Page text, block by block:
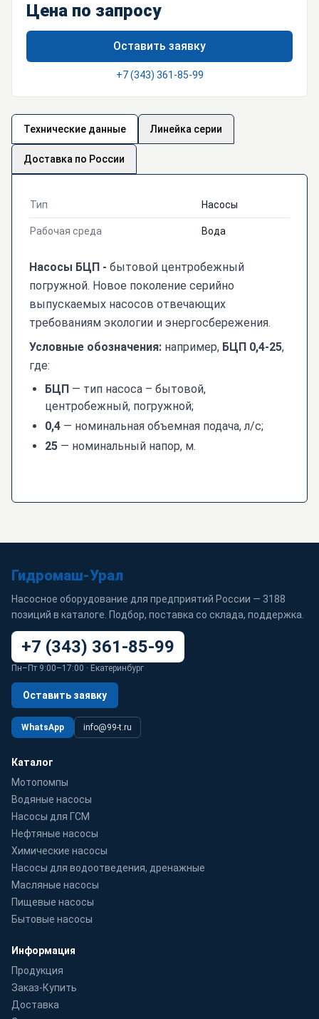
Цена по запросу
Оставить заявку
+7 (343) 361-85-99
Технические данные Линейка серии
Доставка по России
Тип Насосы
Рабочая среда Вода
Насосы БЦП - бытовой центробежный
погружной. Новое поколение серийно
выпускаемых насосов отвечающих
требованиям экологии и энергосбережения.
Условные обозначения: например, БЦП 0,4-25,
где:
БЦП — тип насоса – бытовой,
центробежный, погружной;
0,4 — номинальная объемная подача, л/с;
25 — номинальный напор, м.
Гидромаш-Урал
Насосное оборудование для предприятий России — 3188
позиций в каталоге. Подбор, поставка со склада, поддержка.
+7 (343) 361-85-99
Пн–Пт 9:00–17:00 · Екатеринбург
Оставить заявку
WhatsApp info@99-t.ru
Каталог
Мотопомпы
Водяные насосы
Насосы для ГСМ
Нефтяные насосы
Химические насосы
Насосы для водоотведения, дренажные
Масляные насосы
Пищевые насосы
Бытовые насосы
Информация
Продукция
Заказ-Купить
Доставка